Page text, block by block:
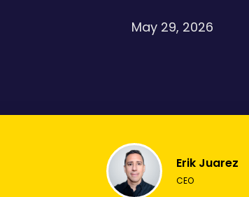
May 29, 2026
Erik Juarez
CEO